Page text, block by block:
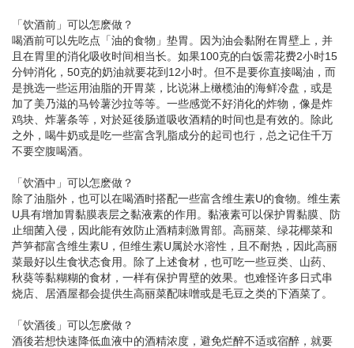
「饮酒前」可以怎麽做？
喝酒前可以先吃点「油的食物」垫胃。因为油会黏附在胃壁上，并
且在胃里的消化吸收时间相当长。如果100克的白饭需花费2小时15
分钟消化，50克的奶油就要花到12小时。但不是要你直接喝油，而
是挑选一些运用油脂的开胃菜，比说淋上橄榄油的海鲜冷盘，或是
加了美乃滋的马铃薯沙拉等等。一些感觉不好消化的炸物，像是炸
鸡块、炸薯条等，对於延後肠道吸收酒精的时间也是有效的。除此
之外，喝牛奶或是吃一些富含乳脂成分的起司也行，总之记住千万
不要空腹喝酒。
「饮酒中」可以怎麽做？
除了油脂外，也可以在喝酒时搭配一些富含维生素U的食物。维生素
U具有增加胃黏膜表层之黏液素的作用。黏液素可以保护胃黏膜、防
止细菌入侵，因此能有效防止酒精刺激胃部。高丽菜、绿花椰菜和
芦笋都富含维生素U，但维生素U属於水溶性，且不耐热，因此高丽
菜最好以生食状态食用。除了上述食材，也可吃一些豆类、山药、
秋葵等黏糊糊的食材，一样有保护胃壁的效果。也难怪许多日式串
烧店、居酒屋都会提供生高丽菜配味噌或是毛豆之类的下酒菜了。
「饮酒後」可以怎麽做？
酒後若想快速降低血液中的酒精浓度，避免烂醉不适或宿醉，就要